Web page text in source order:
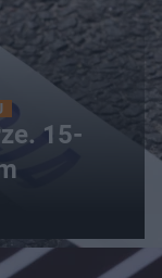
15-